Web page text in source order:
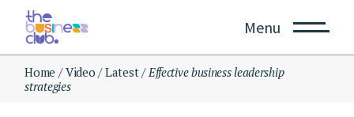
Menu
Home Video Latest
Effective business leadership
strategies